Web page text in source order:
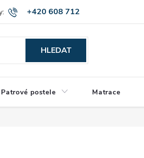
+420 608 712
Montáž a výnos zboží
HLEDAT
Patrové postele Matrace